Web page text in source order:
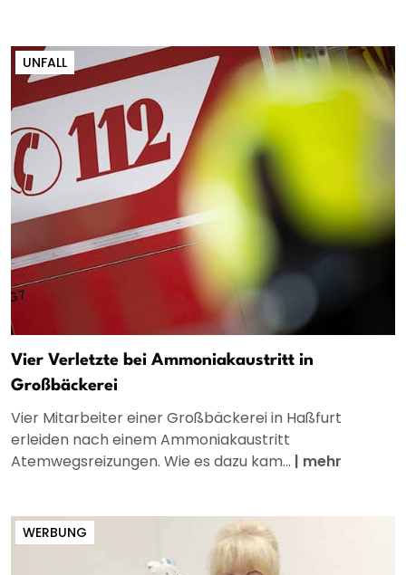
UNFALL
Vier Verletzte bei Ammoniakaustritt in
Großbäckerei
Vier Mitarbeiter einer Großbäckerei in Haßfurt
erleiden nach einem Ammoniakaustritt
Atemwegsreizungen. Wie es dazu kam... | mehr
WERBUNG